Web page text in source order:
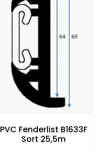
PVC Fenderlist B1633F
Sort 25,5m